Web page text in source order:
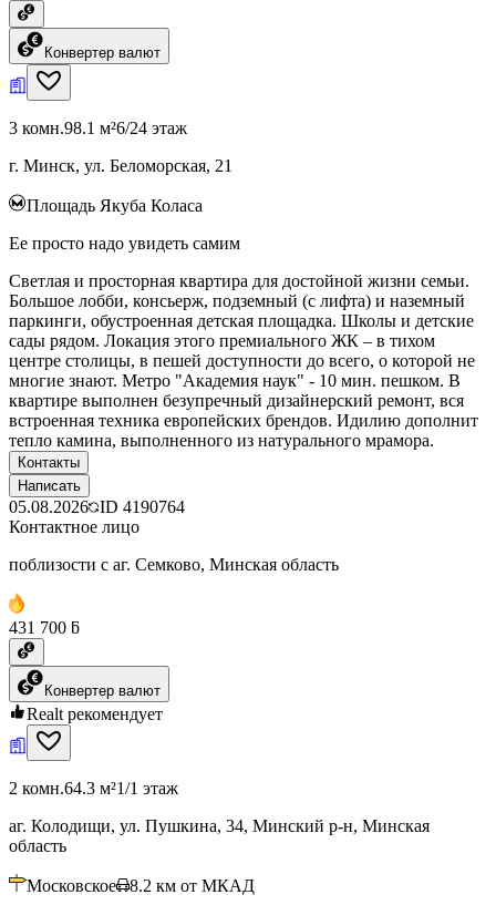
Конвертер валют
3 комн.98.1 м²6/24 этаж
г. Минск, ул. Беломорская, 21
Площадь Якуба Коласа
Ее просто надо увидеть самим
Светлая и просторная квартира для достойной жизни семьи.
Большое лобби, консьерж, подземный (с лифта) и наземный
паркинги, обустроенная детская площадка. Школы и детские
сады рядом. Локация этого премиального ЖК – в тихом
центре столицы, в пешей доступности до всего, о которой не
многие знают. Метро "Академия наук" - 10 мин. пешком. В
квартире выполнен безупречный дизайнерский ремонт, вся
встроенная техника европейских брендов. Идилию дополнит
тепло камина, выполненного из натурального мрамора.
Контакты
Написать
05.08.2026 ID 4190764
Контактное лицо
поблизости с аг. Семково, Минская область
431 700 ƃ
Конвертер валют
Realt рекомендует
2 комн.64.3 м²1/1 этаж
аг. Колодищи, ул. Пушкина, 34, Минский р-н, Минская
область
Московское 8.2 км от МКАД